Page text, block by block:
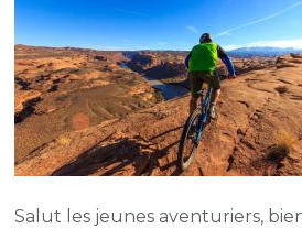
Salut les jeunes aventuriers,